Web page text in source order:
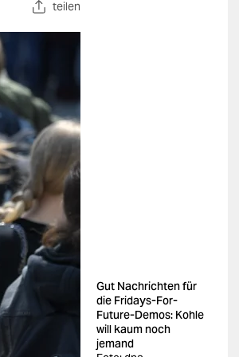
teilen
Gut Nachrichten für
die Fridays-For-
Future-Demos: Kohle
will kaum noch
jemand